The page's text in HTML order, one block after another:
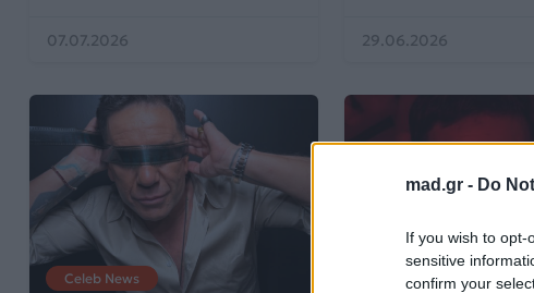
mad.gr - Do
If you wish to
sensitive
confirm your
07.07.2026 29.06.2026
Celeb News Μουσικά Νέα